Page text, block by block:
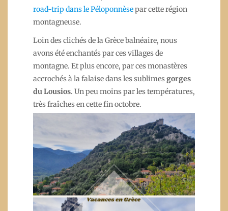
road-trip dans le Péloponnèsepar cette région
montagneuse.
Loin des clichés de la Grèce balnéaire, nous
avons été enchantés par ces villages de
montagne. Et plus encore, par ces monastères
accrochés à la falaise dans les sublimesgorges
du Lousios. Un peu moins par les températures,
très fraîches en cette fin octobre.